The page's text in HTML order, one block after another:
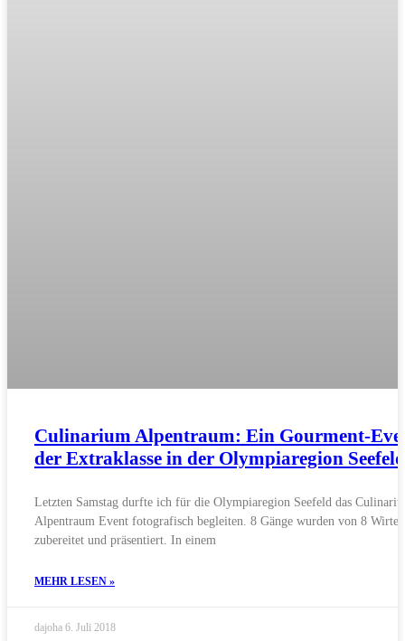
Culinarium Alpentraum: Ein Gourment-
der Extraklasse in der Olympiaregion
Letzten Samstag durfte ich für die Olympiaregion Seefeld das
Alpentraum Event fotografisch begleiten. 8 Gänge wurden von 8 Wirten
zubereitet und präsentiert. In einem
MEHR LESEN »
dajoha 6. Juli 2018